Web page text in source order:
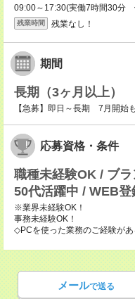
09:00～17:30(実働7時間30分
残業時間 残業なし！
期間
長期（3ヶ月以上）
【急募】即日～長期 7月開始
応募資格・条件
職種未経験OK / ブ
50代活躍中 / WEB
※業界未経験OK！
事務未経験OK！
◇PCを使った業務のご経験が
メールで送る